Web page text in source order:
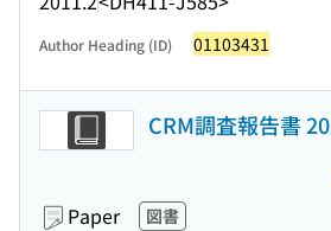
Author Heading (ID) 01103431
CRM調査報告書
Paper 図書